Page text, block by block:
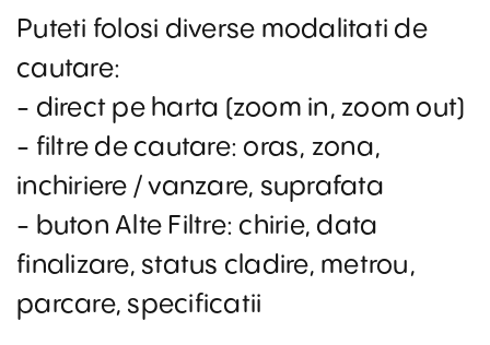
Puteti folosi diverse modalitati de
cautare:
- direct pe harta (zoom in, zoom out)
- filtre de cautare: oras, zona,
inchiriere / vanzare, suprafata
- buton Alte Filtre: chirie, data
finalizare, status cladire, metrou,
parcare, specificatii